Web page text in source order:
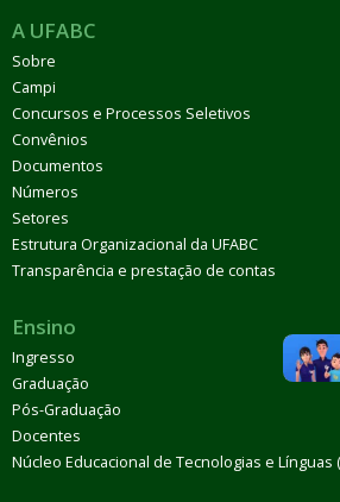
A UFABC
Sobre
Campi
Concursos e Processos Seletivos
Convênios
Documentos
Números
Setores
Estrutura Organizacional da UFABC
Transparência e prestação de contas
Ensino
Ingresso
Graduação
Pós-Graduação
Docentes
Núcleo Educacional de Tecnologias e Línguas